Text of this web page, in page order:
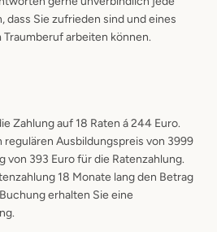
dass Sie zufrieden sind und eines
arbeiten können.
Zahlung auf 18 Raten á 244 Euro.
regulären Ausbildungspreis von 3999
von 393 Euro für die Ratenzahlung.
18 Monate lang den Betrag
erhalten Sie eine